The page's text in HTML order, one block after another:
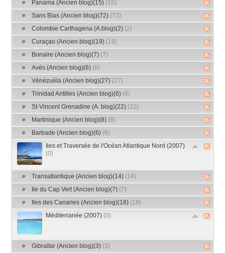
Panama (Ancien blog)(15) (15)
Sans Blas (Ancien blog)(72) (72)
Colombie Carthagena (A.blog)(2) (2)
Curaçao (Ancien blog)(19) (19)
Bonaire (Ancien blog)(7) (7)
Avès (Ancien blog)(6) (6)
Vénézuéla (Ancien blog)(27) (27)
Trinidad Antilles (Ancien blog)(6) (6)
St-Vincent Grenadine (A. blog)(22) (22)
Martinique (Ancien blog)(8) (8)
Barbade (Ancien blog)(6) (6)
Iles et Traversée de l'Océan Atlantique Nord (2007)
(0)
Transatlantique (Ancien blog)(14) (14)
Ile du Cap Vert (Ancien blog)(7) (7)
Iles des Canaries (Ancien blog)(18) (18)
Méditerranée (2007) (0)
Gibraltar (Ancien blog)(3) (3)